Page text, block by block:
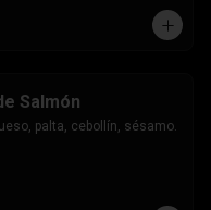
Salmón
palta, cebollín, sésamo.